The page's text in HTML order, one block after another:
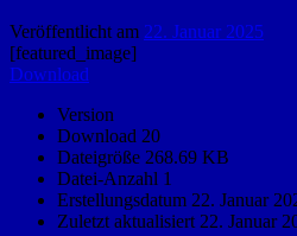
Veröffentlicht am 22. Januar 2025
[featured_image]
Download
Version
Download 20
Dateigröße 268.69 KB
Datei-Anzahl 1
Erstellungsdatum 22. Januar
Zuletzt aktualisiert22. Januar